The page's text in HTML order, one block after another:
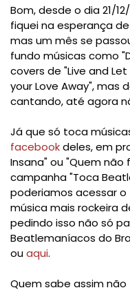
Bom, desde o dia 21/
fiquei na esperança
mas um mês se
fundo músicas como
covers de "Live and
your Love Away", mas
cantando, até agora
Já que só toca
facebookdeles, em
Insana" ou "Quem
campanha "Toca
poderiamos acessar
música mais rockeira
pedindo isso não só
Beatlemaníacos do
ouaqui.
Quem sabe assim